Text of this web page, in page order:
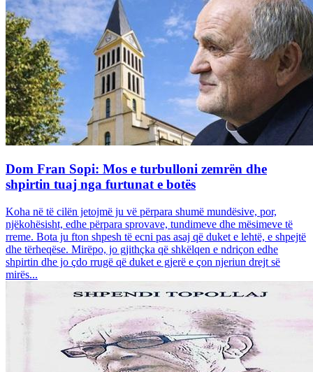
Dom Fran Sopi: Mos e turbulloni zemrën dhe
shpirtin tuaj nga furtunat e botës
Koha në të cilën jetojmë ju vë përpara shumë mundësive, por,
njëkohësisht, edhe përpara sprovave, tundimeve dhe mësimeve të
rreme. Bota ju fton shpesh të ecni pas asaj që duket e lehtë, e shpejtë
dhe tërheqëse. Mirëpo, jo gjithçka që shkëlqen e ndriçon edhe
shpirtin dhe jo çdo rrugë që duket e gjerë e çon njeriun drejt së
mirës...